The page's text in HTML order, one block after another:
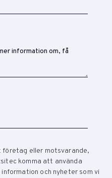
eller motsvarande,
komma att använda
och nyheter som vi